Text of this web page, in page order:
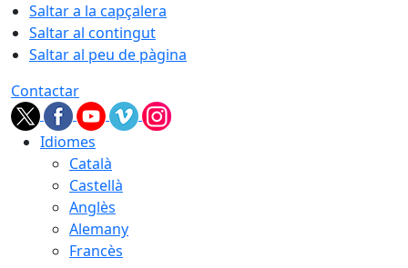
Saltar a la capçalera
Saltar al contingut
Saltar al peu de pàgina
Contactar
Idiomes
Català
Castellà
Anglès
Alemany
Francès